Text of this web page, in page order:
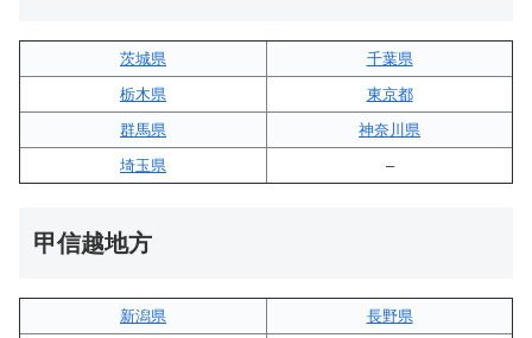
茨城県
千葉県
栃木県
東京都
群馬県
神奈川県
埼玉県
–
甲信越地方
新潟県
長野県